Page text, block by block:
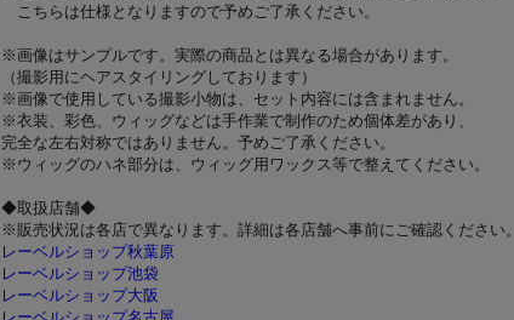
こちらは仕様となりますので予めご了承ください。
※画像はサンプルです。実際の商品とは異なる場合があります。
（撮影用にヘアスタイリングしております）
※画像で使用している撮影小物は、セット内容には含まれません。
※衣装、彩色、ウィッグなどは手作業で制作のため個体差があり、
完全な左右対称ではありません。予めご了承ください。
※ウィッグのハネ部分は、ウィッグ用ワックス等で整えてください。
◆取扱店舗◆
※販売状況は各店で異なります。詳細は各店舗へ事前にご確認ください。
レーベルショップ秋葉原
レーベルショップ池袋
レーベルショップ大阪